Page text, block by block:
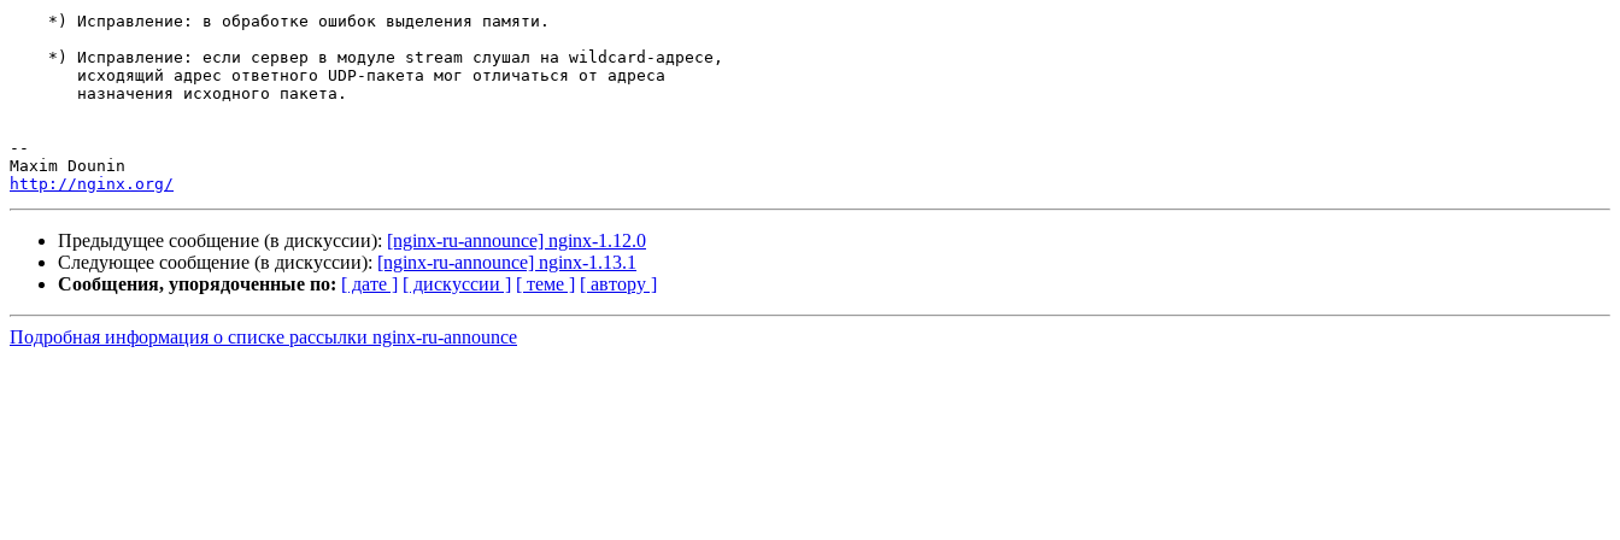
--
http://nginx.org/
Предыдущее сообщение (в дискуссии): [nginx-ru-announce] nginx-1.12.0
Следующее сообщение (в дискуссии): [nginx-ru-announce] nginx-1.13.1
Сообщения, упорядоченные по: [ дате ] [ дискуссии ] [ теме ] [ автору ]
Подробная информация о списке рассылки nginx-ru-announce